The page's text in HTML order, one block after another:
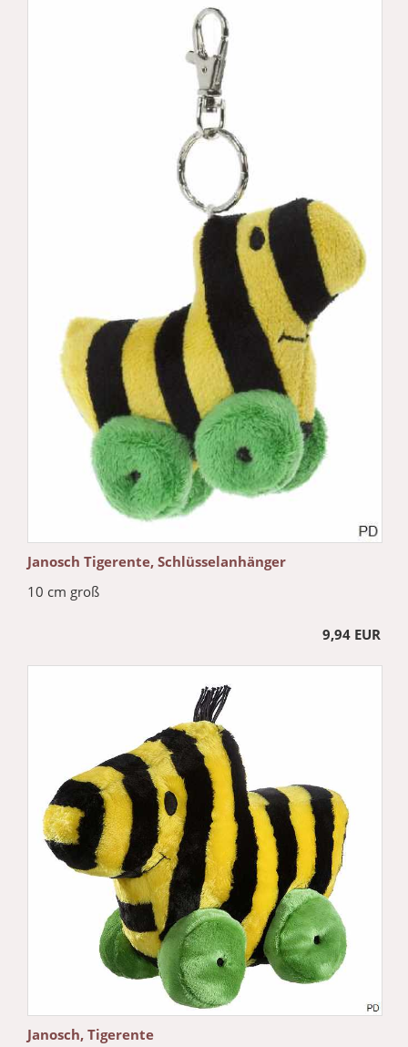
Janosch Tigerente, Schlüsselanhänger
10 cm groß
9,94 EUR
Janosch, Tigerente